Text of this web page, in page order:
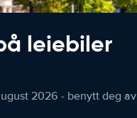
leiebiler
2026 - benytt deg av